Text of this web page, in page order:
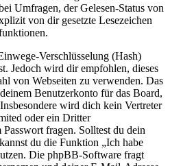
Umfragen, der Gelesen-Status von
von dir gesetzte Lesezeichen
Verschlüsselung (Hash)
Jedoch wird dir empfohlen, dieses
von Webseiten zu verwenden. Das
Benutzerkonto für das Board,
wird dich kein Vertreter
oder ein Dritter
fragen. Solltest du dein
du die Funktion „Ich habe
Die phpBB-Software fragt